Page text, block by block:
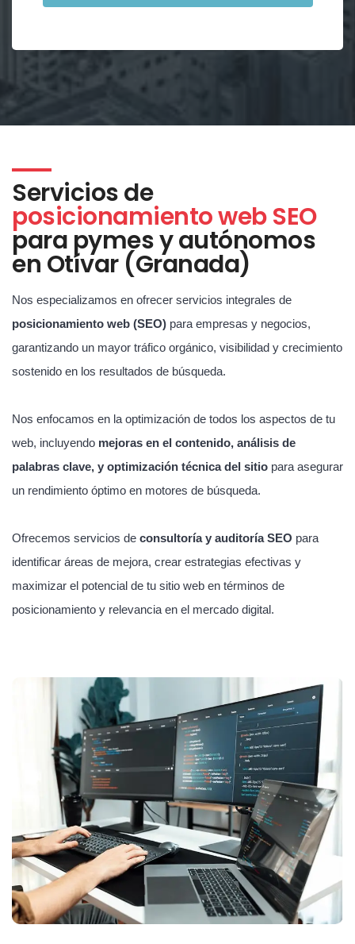
Servicios de
posicionamiento web SEO
para pymes y autónomos
en Otívar (Granada)
Nos especializamos en ofrecer servicios integrales de
posicionamiento web (SEO) para empresas y negocios,
garantizando un mayor tráfico orgánico, visibilidad y crecimiento
sostenido en los resultados de búsqueda.
Nos enfocamos en la optimización de todos los aspectos de tu
web, incluyendo mejoras en el contenido, análisis de
palabras clave, y optimización técnica del sitio para asegurar
un rendimiento óptimo en motores de búsqueda.
Ofrecemos servicios de consultoría y auditoría SEO para
identificar áreas de mejora, crear estrategias efectivas y
maximizar el potencial de tu sitio web en términos de
posicionamiento y relevancia en el mercado digital.